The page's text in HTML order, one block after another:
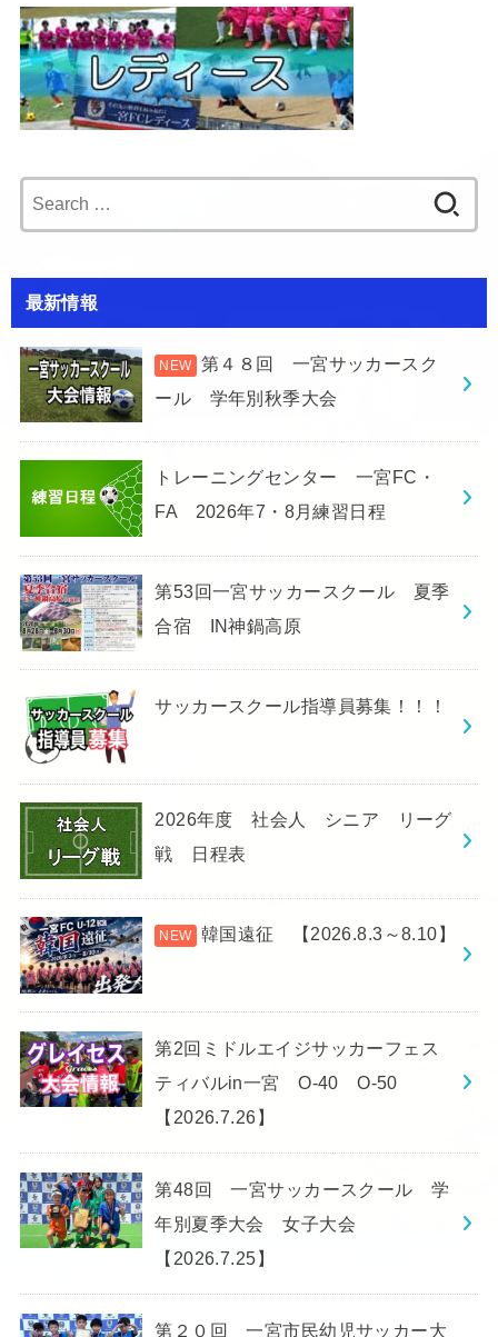
for:
最新情報
第４８回 一宮サッカースク
ール 学年別秋季大会
トレーニングセンター 一宮FC・
FA 2026年7・8月練習日程
第53回一宮サッカースクール 夏季
合宿 IN神鍋高原
サッカースクール指導員募集！！！
2026年度 社会人 シニア リーグ
戦 日程表
韓国遠征 【2026.8.3～8.10】
第2回ミドルエイジサッカーフェス
ティバルin一宮 O-40 O-50
【2026.7.26】
第48回 一宮サッカースクール 学
年別夏季大会 女子大会
【2026.7.25】
第２０回 一宮市民幼児サッカー大